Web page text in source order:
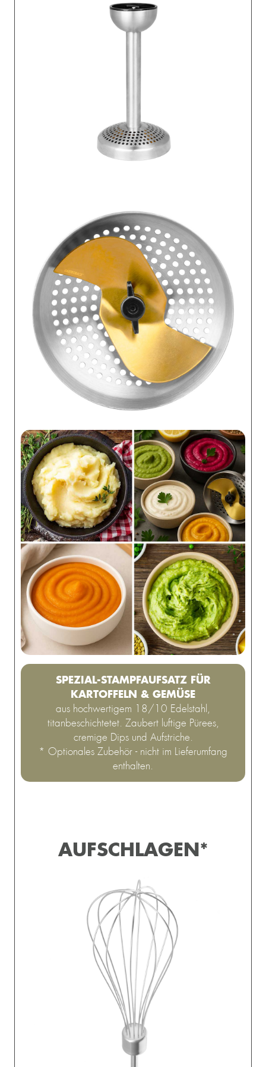
SPEZIAL-STAMPFAUFSATZ FÜR
KARTOFFELN & GEMÜSE
aus hochwertigem 18/10 Edelstahl,
titanbeschichtetet. Zaubert luftige Pürees,
cremige Dips und Aufstriche.
* Optionales Zubehör - nicht im Lieferumfang
enthalten.
AUFSCHLAGEN*